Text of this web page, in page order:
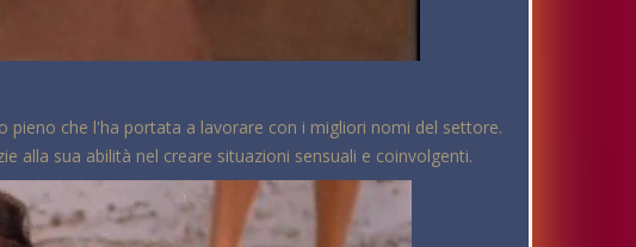
che l'ha portata a lavorare con i migliori nomi del settore.
alla sua abilità nel creare situazioni sensuali e coinvolgenti.